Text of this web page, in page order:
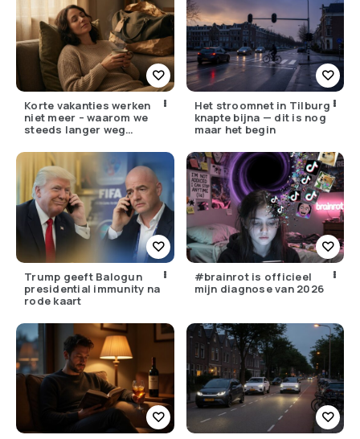
Korte vakanties werken
niet meer – waarom we
steeds langer weg
Het stroomnet in Tilburg
knapte bijna — dit is nog
maar het begin
Trump geeft Balogun
presidential immunity na
rode kaart
#brainrot is officieel
mijn diagnose van 2026